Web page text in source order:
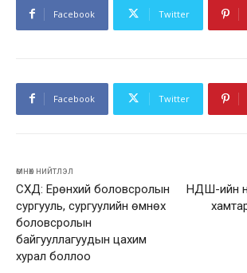
Facebook Twitter
Facebook Twitter
өмнөх нийтлэл
СХД: Ерөнхий боловсролын
сургууль, сургуулийн өмнөх
боловсролын
байгууллагуудын цахим
хурал боллоо
НДШ-ийн